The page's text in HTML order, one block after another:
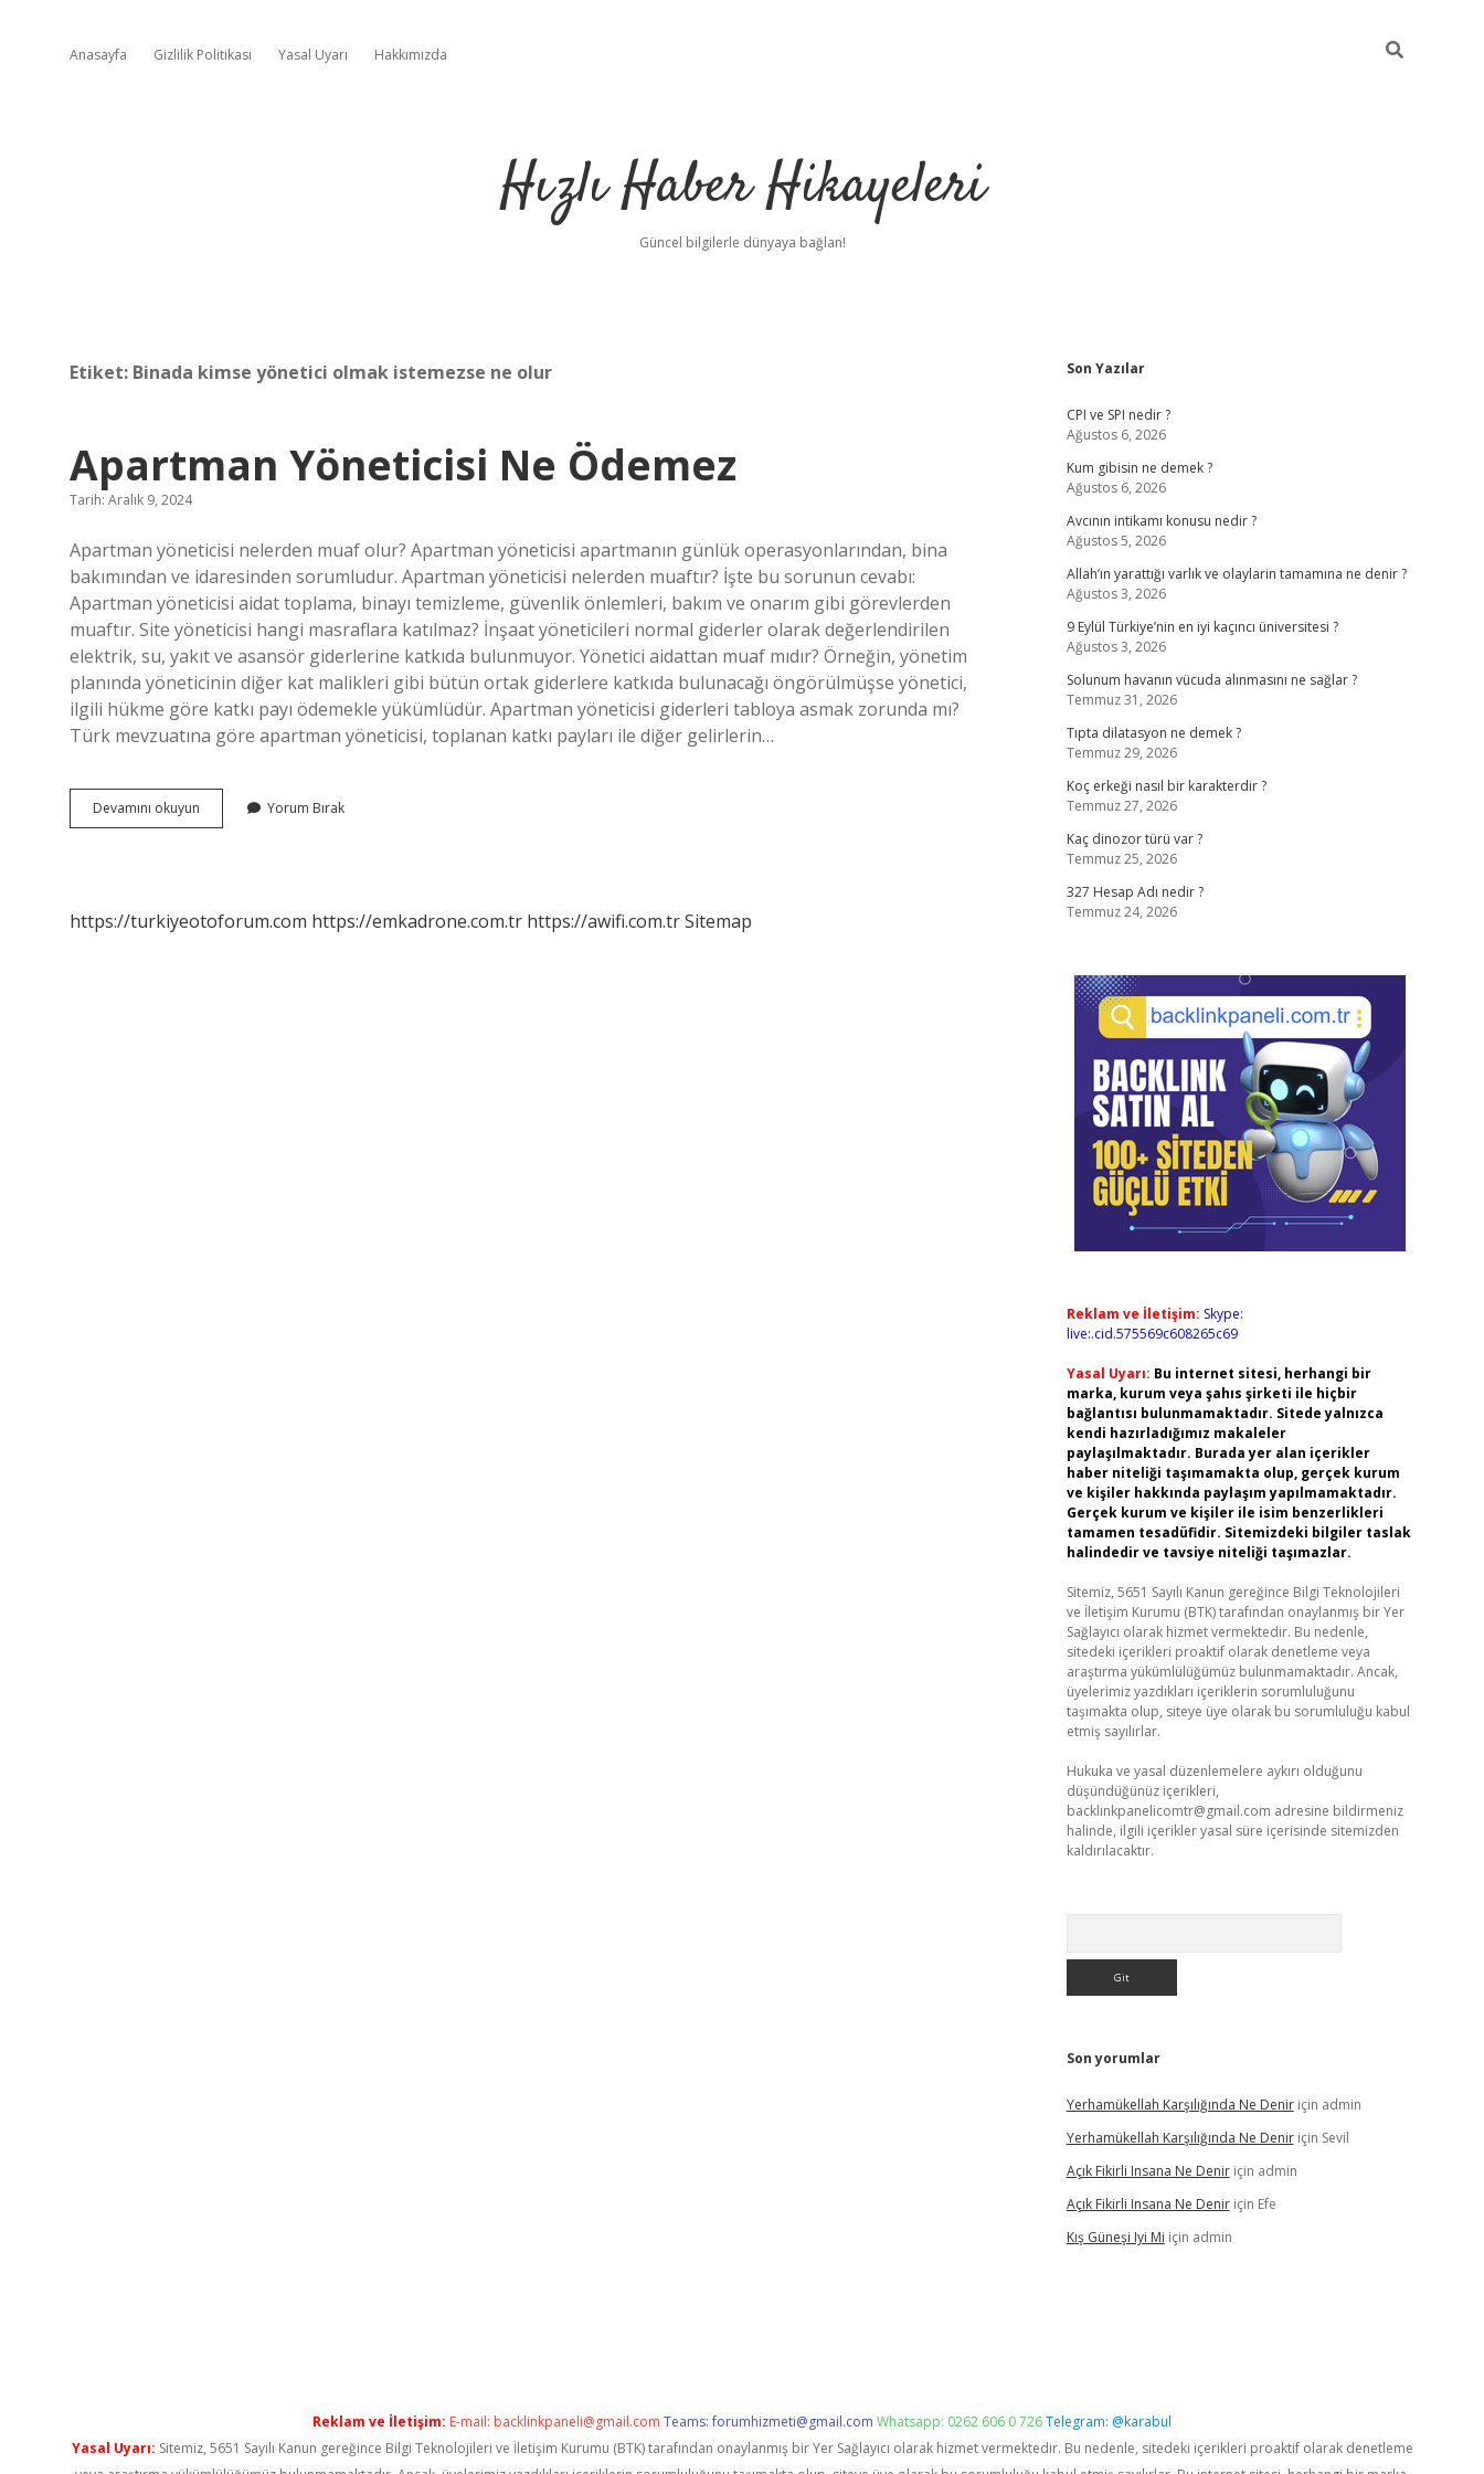
Anasayfa Gizlilik Politikası Yasal Uyarı Hakkımızda
Hızlı Haber Hikayeleri
Güncel bilgilerle dünyaya bağlan!
Etiket: Binada kimse yönetici olmak istemezse ne olur
Apartman Yöneticisi Ne Ödemez
Tarih: Aralık 9, 2024
Apartman yöneticisi nelerden muaf olur? Apartman yöneticisi apartmanın günlük operasyonlarından, bina
bakımından ve idaresinden sorumludur. Apartman yöneticisi nelerden muaftır? İşte bu sorunun cevabı:
Apartman yöneticisi aidat toplama, binayı temizleme, güvenlik önlemleri, bakım ve onarım gibi görevlerden
muaftır. Site yöneticisi hangi masraflara katılmaz? İnşaat yöneticileri normal giderler olarak değerlendirilen
elektrik, su, yakıt ve asansör giderlerine katkıda bulunmuyor. Yönetici aidattan muaf mıdır? Örneğin, yönetim
planında yöneticinin diğer kat malikleri gibi bütün ortak giderlere katkıda bulunacağı öngörülmüşse yönetici,
ilgili hükme göre katkı payı ödemekle yükümlüdür. Apartman yöneticisi giderleri tabloya asmak zorunda mı?
Türk mevzuatına göre apartman yöneticisi, toplanan katkı payları ile diğer gelirlerin…
Devamını okuyun Apartman
Yöneticisi
Yorum Bırak
https://turkiyeotoforum.com https://emkadrone.com.tr https://awifi.com.trSitemap
Sidebar
Son Yazılar
CPI ve SPI nedir ?
Ağustos 6, 2026
Kum gibisin ne demek ?
Ağustos 6, 2026
Avcının intikamı konusu nedir ?
Ağustos 5, 2026
Allah’ın yarattığı varlık ve olaylarin tamamına ne denir ?
Ağustos 3, 2026
9 Eylül Türkiye’nin en iyi kaçıncı üniversitesi ?
Ağustos 3, 2026
Solunum havanın vücuda alınmasını ne sağlar ?
Temmuz 31, 2026
Tıpta dilatasyon ne demek ?
Temmuz 29, 2026
Koç erkeği nasıl bir karakterdir ?
Temmuz 27, 2026
Kaç dinozor türü var ?
Temmuz 25, 2026
327 Hesap Adı nedir ?
Temmuz 24, 2026
Reklam ve İletişim: Skype:
live:.cid.575569c608265c69
Yasal Uyarı: Bu internet sitesi, herhangi bir
marka, kurum veya şahıs şirketi ile hiçbir
bağlantısı bulunmamaktadır. Sitede yalnızca
kendi hazırladığımız makaleler
paylaşılmaktadır. Burada yer alan içerikler
haber niteliği taşımamakta olup, gerçek kurum
ve kişiler hakkında paylaşım yapılmamaktadır.
Gerçek kurum ve kişiler ile isim benzerlikleri
tamamen tesadüfidir. Sitemizdeki bilgiler taslak
halindedir ve tavsiye niteliği taşımazlar.
Sitemiz, 5651 Sayılı Kanun gereğince Bilgi Teknolojileri
ve İletişim Kurumu (BTK) tarafından onaylanmış bir Yer
Sağlayıcı olarak hizmet vermektedir. Bu nedenle,
sitedeki içerikleri proaktif olarak denetleme veya
araştırma yükümlülüğümüz bulunmamaktadır. Ancak,
üyelerimiz yazdıkları içeriklerin sorumluluğunu
taşımakta olup, siteye üye olarak bu sorumluluğu kabul
etmiş sayılırlar.
Hukuka ve yasal düzenlemelere aykırı olduğunu
düşündüğünüz içerikleri,
backlinkpanelicomtr@gmail.com adresine bildirmeniz
halinde, ilgili içerikler yasal süre içerisinde sitemizden
kaldırılacaktır.
Son yorumlar
Yerhamükellah Karşılığında Ne Deniriçin admin
Yerhamükellah Karşılığında Ne Deniriçin Sevil
Açık Fikirli Insana Ne Deniriçin admin
Açık Fikirli Insana Ne Deniriçin Efe
Kış Güneşi Iyi Mi için admin
Reklam ve İletişim: E-mail: backlinkpaneli@gmail.com Teams:forumhizmeti@gmail.com Whatsapp: 0262 606 0 726Telegram: @karabul
Yasal Uyarı: Sitemiz, 5651 Sayılı Kanun gereğince Bilgi Teknolojileri ve İletişim Kurumu (BTK) tarafından onaylanmış bir Yer Sağlayıcı olarak hizmet vermektedir. Bu nedenle, sitedeki içerikleri proaktif olarak denetleme